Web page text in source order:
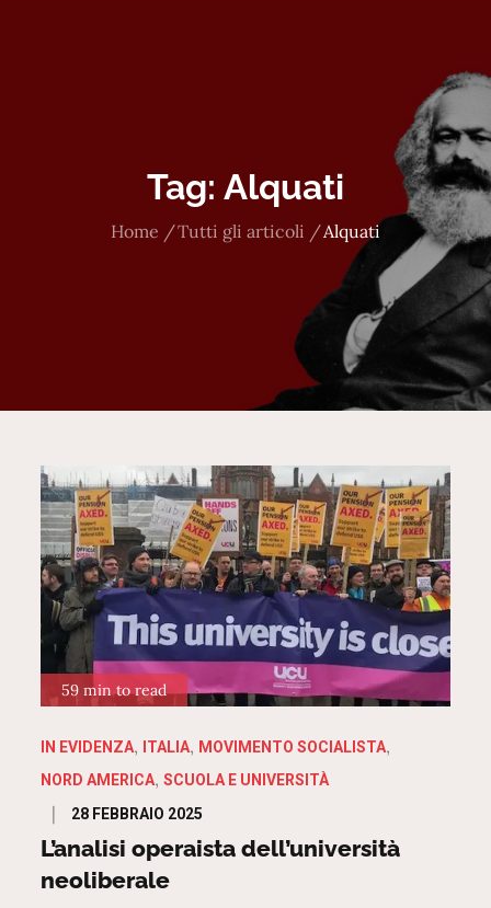
Tag: Alquati
Home Tutti gli articoli Alquati
59 min to read
IN EVIDENZA ITALIA
MOVIMENTO SOCIALISTA
NORD AMERICA SCUOLA E UNIVERSITÀ
Posted
on
28 FEBBRAIO 2025
L’analisi operaista dell’università
neoliberale